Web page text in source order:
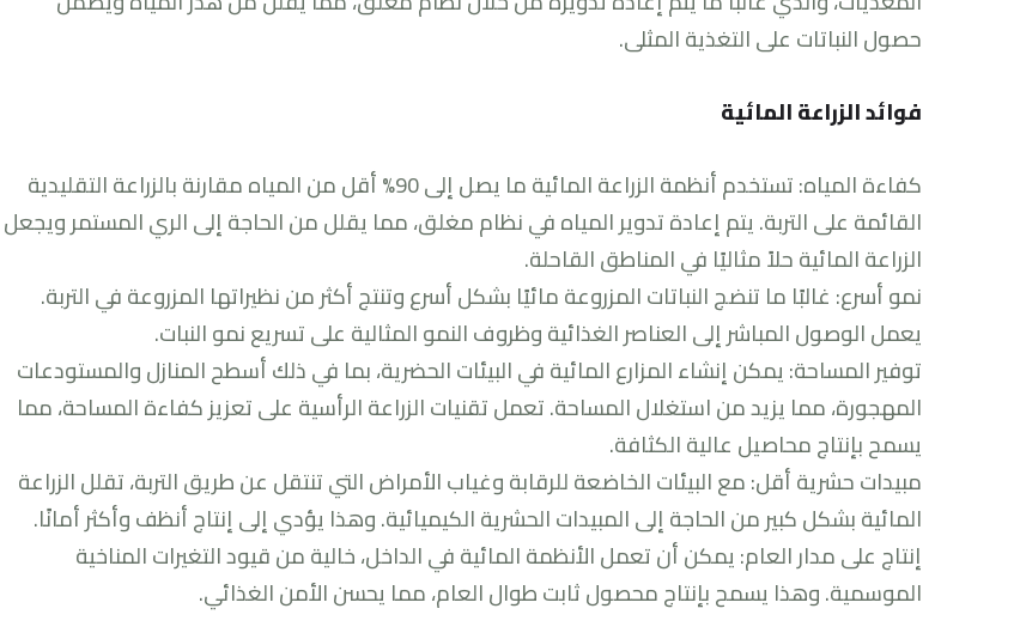
حصول النباتات على التغذية المثلى.
فوائد الزراعة المائية
كفاءة المياه: تستخدم أنظمة الزراعة المائية ما يصل إلى 90% أقل من المياه مقارنة بالزراعة التقليدية
القائمة على التربة. يتم إعادة تدوير المياه في نظام مغلق، مما يقلل من الحاجة إلى الري المستمر ويجعل
الزراعة المائية حلاً مثاليًا في المناطق القاحلة.
نمو أسرع: غالبًا ما تنضج النباتات المزروعة مائيًا بشكل أسرع وتنتج أكثر من نظيراتها المزروعة في التربة.
يعمل الوصول المباشر إلى العناصر الغذائية وظروف النمو المثالية على تسريع نمو النبات.
توفير المساحة: يمكن إنشاء المزارع المائية في البيئات الحضرية، بما في ذلك أسطح المنازل والمستودعات
المهجورة، مما يزيد من استغلال المساحة. تعمل تقنيات الزراعة الرأسية على تعزيز كفاءة المساحة، مما
يسمح بإنتاج محاصيل عالية الكثافة.
مبيدات حشرية أقل: مع البيئات الخاضعة للرقابة وغياب الأمراض التي تنتقل عن طريق التربة، تقلل الزراعة
المائية بشكل كبير من الحاجة إلى المبيدات الحشرية الكيميائية. وهذا يؤدي إلى إنتاج أنظف وأكثر أمانًا.
إنتاج على مدار العام: يمكن أن تعمل الأنظمة المائية في الداخل، خالية من قيود التغيرات المناخية
الموسمية. وهذا يسمح بإنتاج محصول ثابت طوال العام، مما يحسن الأمن الغذائي.